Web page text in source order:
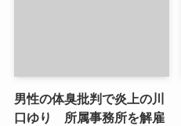
男性の体臭批判で炎上の川
口ゆり 所属事務所を解雇